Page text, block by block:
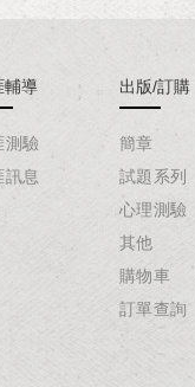
輔導
測驗
訊息
出版/訂購
簡章
試題系列
心理測驗
其他
購物車
訂單查詢